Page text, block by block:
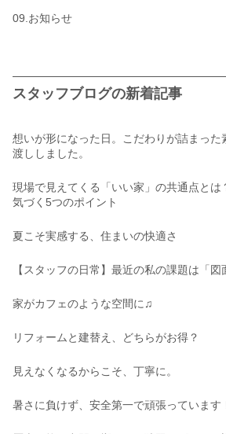
09.お知らせ
スタッフブログの新着記事
想いが形になった日。こだわりが詰まった
渡ししました。
現場で見えてくる「いい家」の共通点とは
気づく5つのポイント
夏こそ実感する、住まいの快適さ
【スタッフの日常】最近の私の課題は「
家がカフェのような空間に♫
リフォームと建替え、どちらがお得？
見えなくなるからこそ、丁寧に。
暑さに負けず、安全第一で頑張っています